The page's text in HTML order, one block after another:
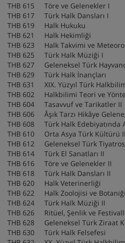
THB 615 Töre ve Gelenekler I
THB 617 Türk Halk Dansları I
THB 619 Halk Hukuku
THB 621 Halk Hekimliği
THB 623 Halk Takvimi ve
THB 625 Türk Halk Müziği I
THB 627 Geleneksel Türk
THB 629 Türk Halk İnançları
THB 631 XIX. Yüzyıl Türk
THB 602 Halkbilimi Teori ve
THB 604 Tasavvuf ve Tarikatler II
THB 606 Âşık Tarzı Hikâye
THB 608 Türk Halk Edebiyatında
THB 610 Orta Asya Türk Kültürü
THB 612 Geleneksel Türk
THB 614 Türk El Sanatları II
THB 616 Töre ve Gelenekler II
THB 618 Türk Halk Dansları II
THB 620 Halk Veterinerliği
THB 622 Halk Zoolojisi ve Botaniği
THB 624 Türk Halk Müziği II
THB 626 Ritüel, Şenlik ve
THB 628 Geleneksel Türk Ziraat
THB 630 Türk Halk Felsefesi